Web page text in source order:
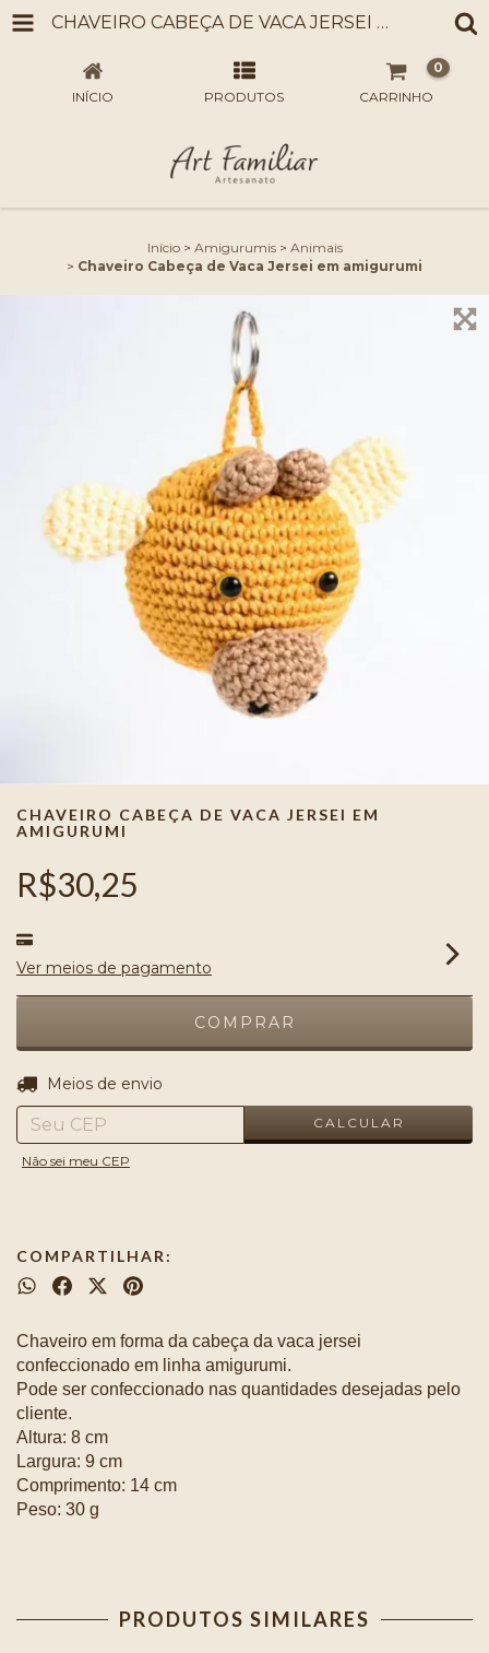
CHAVEIRO CABEÇA DE VACA JERSEI EM AMIGURUMI
INÍCIO PRODUTOS CARRINHO
0
Início > Amigurumis > Animais
> Chaveiro Cabeça de Vaca Jersei em amigurumi
CHAVEIRO CABEÇA DE VACA JERSEI EM
AMIGURUMI
R$30,25
Ver meios de pagamento
Entregas para o CEP:
Meios de envio
CALCULAR
Não sei meu CEP
COMPARTILHAR:
Chaveiro em forma da cabeça da vaca jersei
confeccionado em linha amigurumi.
Pode ser confeccionado nas quantidades desejadas pelo
cliente.
Altura: 8 cm
Largura: 9 cm
Comprimento: 14 cm
Peso: 30 g
PRODUTOS SIMILARES